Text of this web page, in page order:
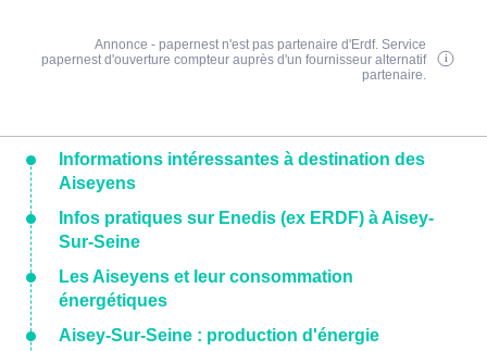
Annonce - papernest n'est pas partenaire d'Erdf. Service
papernest d'ouverture compteur auprès d'un fournisseur alternatif
partenaire.
Informations intéressantes à destination des
Aiseyens
Infos pratiques sur Enedis (ex ERDF) à Aisey-
Sur-Seine
Les Aiseyens et leur consommation
énergétiques
Aisey-Sur-Seine : production d'énergie